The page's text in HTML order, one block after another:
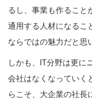
るし、事業も作ること
通用する人材になるこ
ならではの魅力だと思
しかも、IT分野は更に
会社はなくなっていく
らこそ、大企業の社長